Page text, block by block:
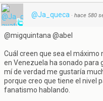
@Ja_queca · hace 580
@migquintana @abel
Cuál creen que sea el máximo
en Venezuela ha sonado para
mí de verdad me gustaría
porque creo que tiene el nivel
fanatismo hablando.